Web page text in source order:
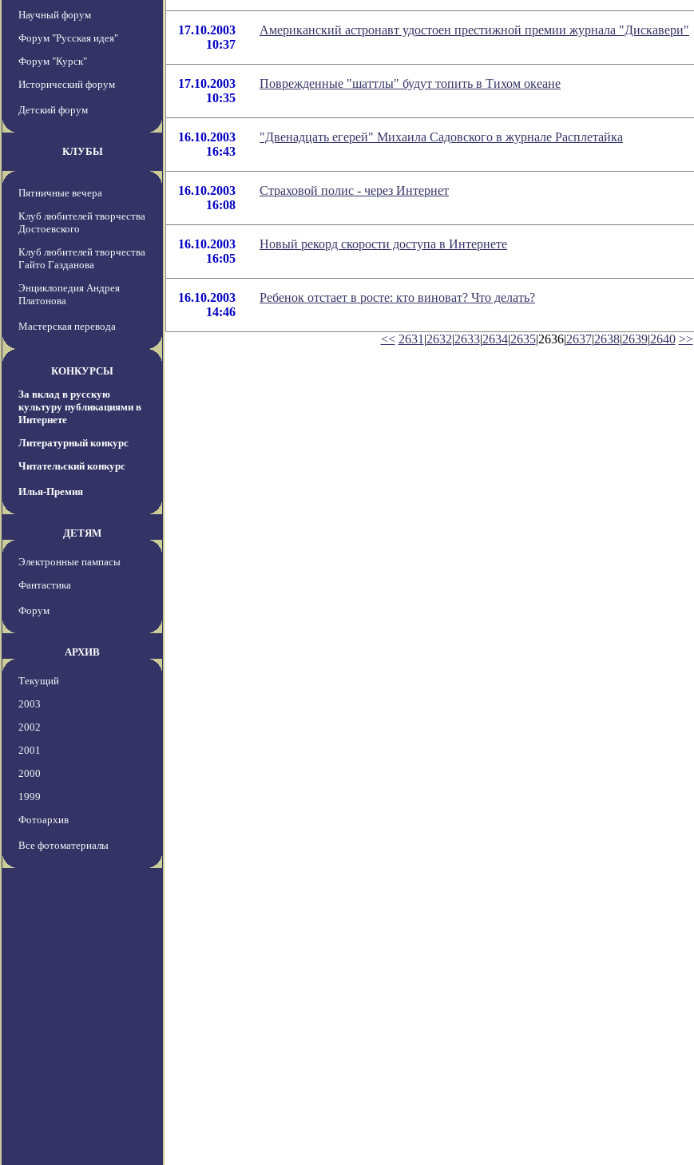
Научный форум
Форум "Русская идея"
Форум "Курск"
Исторический форум
Детский форум
КЛУБЫ
Пятничные вечера
Клуб любителей творчества
Достоевского
Клуб любителей творчества
Гайто Газданова
Энциклопедия Андрея
Платонова
Мастерская перевода
КОНКУРСЫ
За вклад в русскую
культуру публикациями в
Интернете
Литературный конкурс
Читательский конкурс
Илья-Премия
ДЕТЯМ
Электронные пампасы
Фантастика
Форум
АРХИВ
Текущий
2003
2002
2001
2000
1999
Фотоархив
Все фотоматериалы
17.10.2003
10:37
Американский астронавт удостоен престижной премии журнала "Дискавери"
17.10.2003
10:35
Поврежденные "шаттлы" будут топить в Тихом океане
16.10.2003
16:43
"Двенадцать егерей" Михаила Садовского в журнале Расплетайка
16.10.2003
16:08
Страховой полис - через Интернет
16.10.2003
16:05
Новый рекорд скорости доступа в Интернете
16.10.2003
14:46
Ребенок отстает в росте: кто виноват? Что делать?
<< 2631 |2632|2633|2634|2635|2636|2637|2638|2639|2640 >>